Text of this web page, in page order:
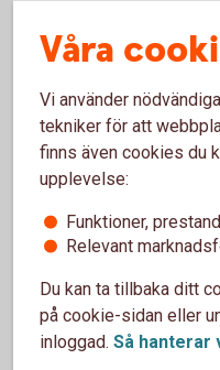
Spara själv till
Pensionen som du får
procent av din
spara själv. Kontakta oss
Pension - mer
Pensionssystemet –
Ungefärlig
Ungefärlig
Våra
Vi använder
tekniker för att
finns även cookies du
upplevelse:
Funktioner,
Relevant
Du kan ta tillbaka ditt
på cookie-sidan eller
inloggad. Så hanterar